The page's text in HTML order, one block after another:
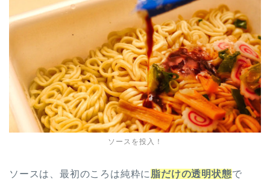
ソースを投入！
ソースは、最初のころは純粋に 脂だけの透明状態で